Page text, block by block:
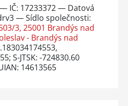
— IČ: 17233372 — Datová
— Sídlo společnosti:
3, 25001 Brandýs nad
- Brandýs nad
S-JTSK: -724830.60
14613565